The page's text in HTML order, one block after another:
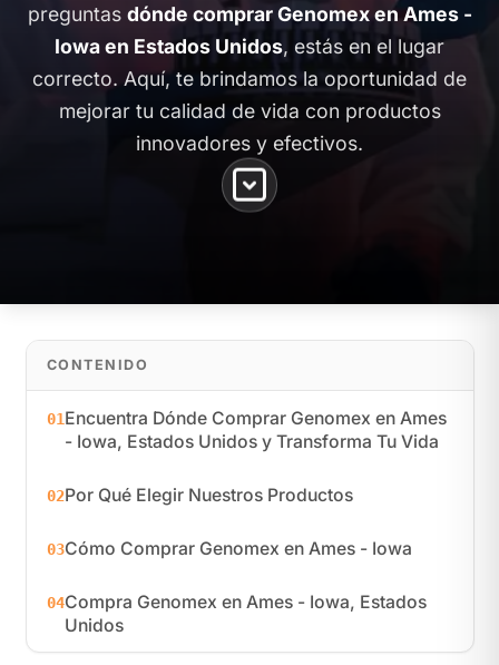
preguntas dónde comprar Genomex en Ames -
Iowa en Estados Unidos, estás en el lugar
correcto. Aquí, te brindamos la oportunidad de
mejorar tu calidad de vida con productos
innovadores y efectivos.
CONTENIDO
01Encuentra Dónde Comprar Genomex en Ames
- Iowa, Estados Unidos y Transforma Tu Vida
02Por Qué Elegir Nuestros Productos
03Cómo Comprar Genomex en Ames - Iowa
04Compra Genomex en Ames - Iowa, Estados
Unidos